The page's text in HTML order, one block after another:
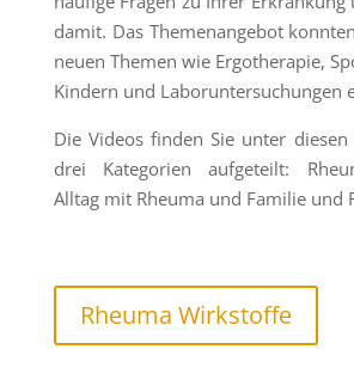
damit. Das Themenangebot
neuen Themen wie Ergotherapie,
Kindern und Laboruntersuchungen
Die Videos finden Sie unter
drei Kategorien aufgeteilt:
Alltag mit Rheuma und Familie und
Rheuma Wirkstoffe